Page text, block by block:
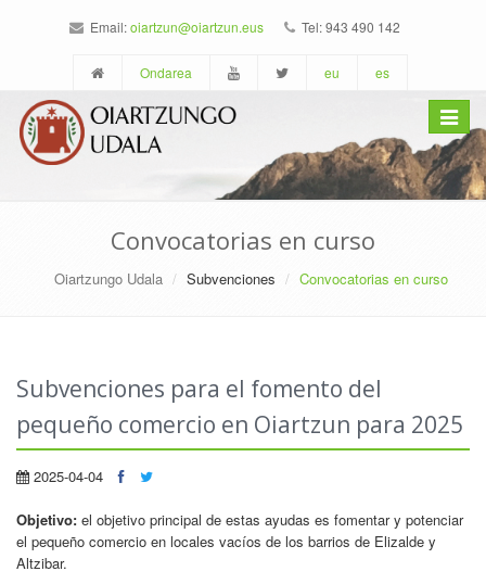
Email:oiartzun@oiartzun.eus Tel: 943 490 142
Ondarea eu es
Toggle
Convocatorias en curso
Oiartzungo Udala Subvenciones Convocatorias en curso
Subvenciones para el fomento del
pequeño comercio en Oiartzun para 2025
2025-04-04
Objetivo: el objetivo principal de estas ayudas es fomentar y potenciar
el pequeño comercio en locales vacíos de los barrios de Elizalde y
Altzibar.